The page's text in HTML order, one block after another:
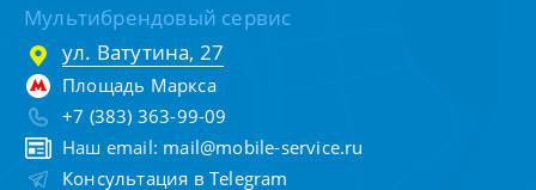
Мультибрендовый сервис
ул. Ватутина, 27
Площадь Маркса
+7 (383) 363-99-09
Наш email: mail@mobile-service.ru
Консультация в Telegram